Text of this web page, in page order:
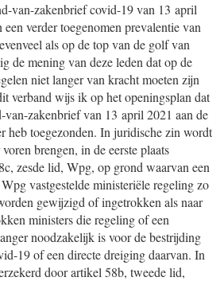
van-zakenbrief covid-19 van 13 april
een verder toegenomen prevalentie van
als op de top van de golf van
de mening van deze leden dat op de
niet langer van kracht moeten zijn
verband wijs ik op het openingsplan dat
van-zakenbrief van 13 april 2021 aan de
heb toegezonden. In juridische zin wordt
brengen, in de eerste plaats
zesde lid, Wpg, op grond waarvan een
vastgestelde ministeriële regeling zo
gewijzigd of ingetrokken als naar
ministers die regeling of een
noodzakelijk is voor de bestrijding
19 of een directe dreiging daarvan. In
door artikel 58b, tweede lid,